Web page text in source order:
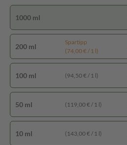
1000 ml
200 ml
Spartipp
(74,00 € / 1 l)
100 ml (94,50 € / 1 l)
50 ml (119,00 € / 1 l)
10 ml (143,00 € / 1 l)